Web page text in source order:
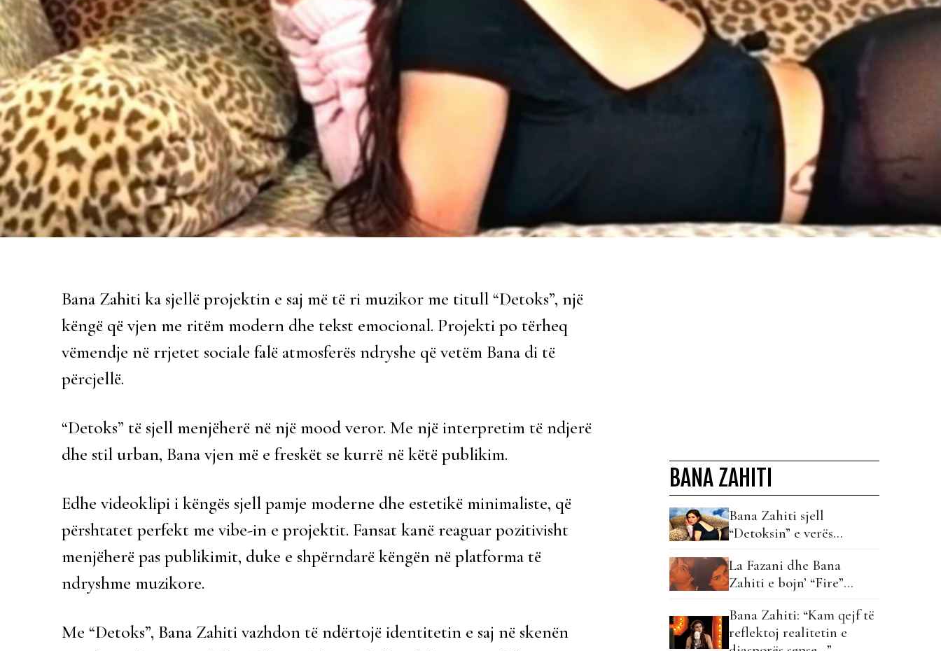
Bana Zahiti ka sjellë projektin e saj më të ri muzikor me titull “Detoks”, një
këngë që vjen me ritëm modern dhe tekst emocional. Projekti po tërheq
vëmendje në rrjetet sociale falë atmosferës ndryshe që vetëm Bana di të
përcjellë.
“Detoks” të sjell menjëherë në një mood veror. Me një interpretim të ndjerë
dhe stil urban, Bana vjen më e freskët se kurrë në këtë publikim.
Edhe videoklipi i këngës sjell pamje moderne dhe estetikë minimaliste, që
përshtatet perfekt me vibe-in e projektit. Fansat kanë reaguar pozitivisht
menjëherë pas publikimit, duke e shpërndarë këngën në platforma të
ndryshme muzikore.
Me “Detoks”, Bana Zahiti vazhdon të ndërtojë identitetin e saj në skenën
BANA ZAHITI
Bana Zahiti sjell
“Detoksin” e verës…
La Fazani dhe Bana
Zahiti e bojn’ “Fire”…
Bana Zahiti: “Kam qejf të
reflektoj realitetin e